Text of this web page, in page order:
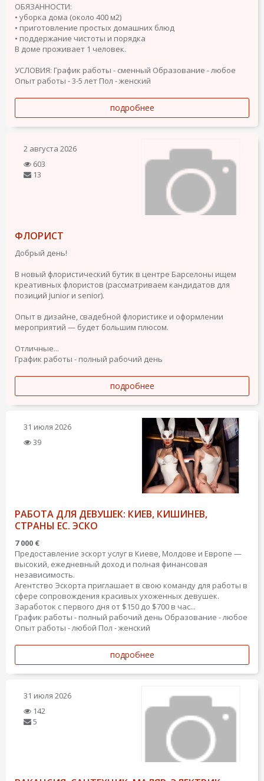
ОБЯЗАННОСТИ:
• уборка дома (около 400 м2)
• приготовление простых домашних блюд
• поддержание чистоты и порядка
В доме проживает 1 человек.
УСЛОВИЯ: График работы - сменный Образование - любое
Опыт работы - 3-5 лет Пол - женский
подробнее
2 августа 2026
603
13
ФЛОРИСТ
Добрый день!
В новый флористический бутик в центре Барселоны ищем
креативных флористов (рассматриваем кандидатов для
позиций junior и senior).
Опыт в дизайне, свадебной флористике и оформлении
мероприятий — будет большим плюсом.
Отличные...
График работы - полный рабочий день
подробнее
31 июля 2026
39
РАБОТА ДЛЯ ДЕВУШЕК: КИЕВ, КИШИНЕВ,
СТРАНЫ ЕС. ЭСКО
7 000 €
Предоставление эскорт услуг в Киеве, Молдове и Европе —
высокий, ежедневный доход и полная финансовая
независимость.
Агентство Эскорта приглашает в свою команду для работы в
сфере сопровождения красивых ухоженных девушек.
Заработок с первого дня от $150 до $700 в час...
График работы - полный рабочий день Образование - любое
Опыт работы - любой Пол - женский
подробнее
31 июля 2026
142
5